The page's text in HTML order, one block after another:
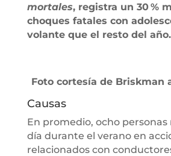
mortales, registra un 30 %
choques fatales con
volante que el resto del año.
Foto cortesía de Briskman
Causas
En promedio, ocho
día durante el verano en
relacionados con